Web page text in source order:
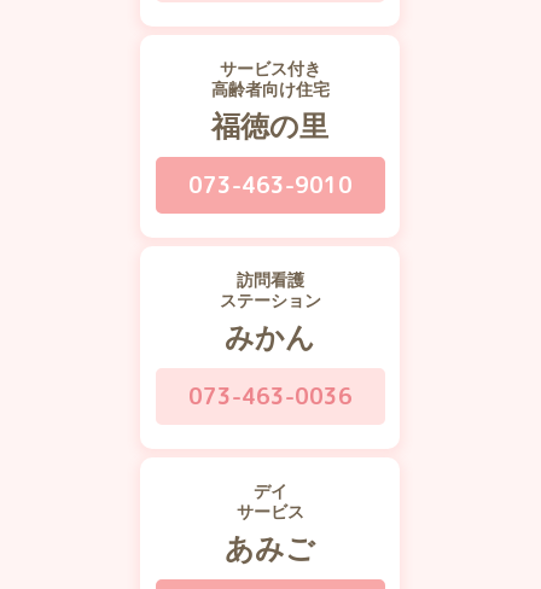
サービス付き
高齢者向け住宅
福徳の里
073-463-9010
訪問看護
ステーション
みかん
073-463-0036
デイ
サービス
あみご